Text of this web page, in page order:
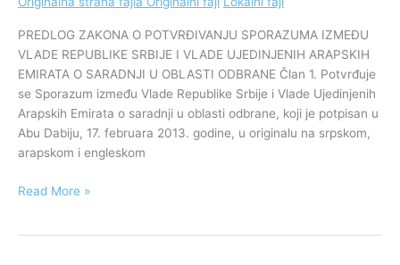
PREDLOG ZAKONA O POTVRĐIVANJU SPORAZUMA IZMEĐU
VLADE REPUBLIKE SRBIJE I VLADE UJEDINJENIH ARAPSKIH
EMIRATA O SARADNJI U OBLASTI ODBRANE Član 1. Potvrđuje
se Sporazum između Vlade Republike Srbije i Vlade Ujedinjenih
Arapskih Emirata o saradnji u oblasti odbrane, koji je potpisan u
Abu Dabiju, 17. februara 2013. godine, u originalu na srpskom,
arapskom i engleskom
Republike
Srbije
i
Vlade
Ujedinjenih
Arapskih
Emirata
o
u
Read More »